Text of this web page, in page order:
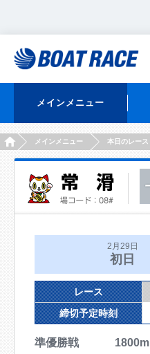
メインメニュー
HOMEメインメニュー 本日のレース
2月29日
初日
レース
締切予定時刻
準優勝戦 1800m